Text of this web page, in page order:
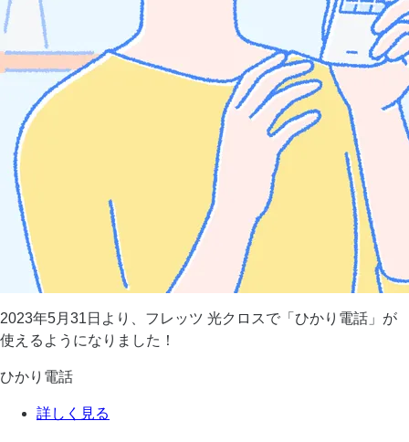
2023年5月31日より、フレッツ 光クロスで「ひかり電話」が
使えるようになりました！
ひかり電話
詳しく見る